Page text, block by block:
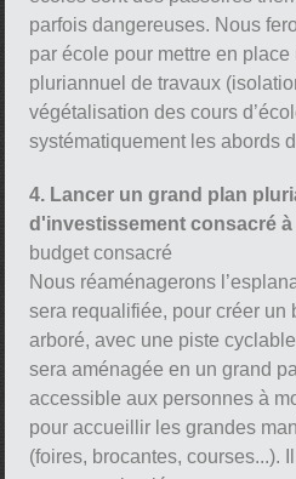
parfois dangereuses. Nous
par école pour mettre en place
pluriannuel de travaux
végétalisation des cours
systématiquement les abords
4. Lancer un grand plan
d'investissement consacré à
budget consacré
Nous réaménagerons
sera requalifiée, pour créer un
arboré, avec une piste
sera aménagée en un grand
accessible aux personnes à
pour accueillir les grandes
(foires, brocantes, courses...).